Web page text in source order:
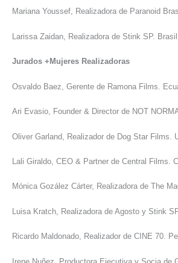
Mariana Youssef, Realizadora de Paranoid
Larissa Zaidan, Realizadora de Stink SP. Brasil.
Jurados +Mujeres Realizadoras
Osvaldo Baez, Gerente de Ramona Films.
Ari Evasio, Founder & Director de NOT
Oliver Garland, Realizador de Dog Star Films.
Lali Giraldo, CEO & Partner de Central Films.
Mónica Gozález Cárter, Realizadora de The
Luisa Kratch, Realizadora de Agosto y Stink
Ricardo Maldonado, Realizador de CINE 70.